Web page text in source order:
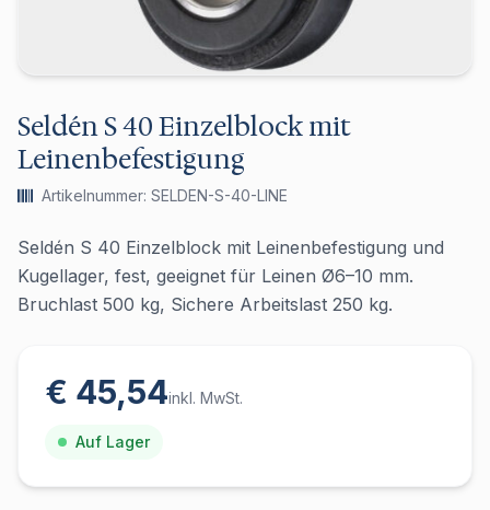
Seldén S 40 Einzelblock mit
Leinenbefestigung
Artikelnummer: SELDEN-S-40-LINE
Seldén S 40 Einzelblock mit Leinenbefestigung und
Kugellager, fest, geeignet für Leinen Ø6–10 mm.
Bruchlast 500 kg, Sichere Arbeitslast 250 kg.
€ 45,54inkl. MwSt.
Auf Lager